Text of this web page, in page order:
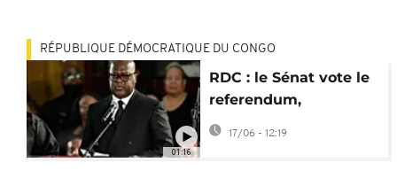
01:16
RÉPUBLIQUE DÉMOCRATIQUE DU CONGO
RDC : le Sénat vote le
referendum,
l'opposition exige la
démission de
17/06 - 12:19